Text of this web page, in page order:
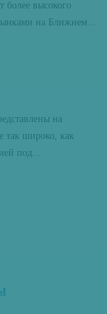
более высокого
на Ближнем...
на
так широко, как
под...